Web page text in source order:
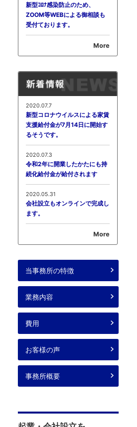
新型ｺﾛﾅ感染防止のため、
ZOOM等WEBによる御相談も
受付ております。
More
2020.07.7
新型コロナウイルスによる家賃
支援給付金が7月14日に開始す
るそうです。
2020.07.3
令和2年に開業したかたにも持
続化給付金が給付されます
2020.05.31
会社設立もオンラインで完成し
ます。
More
当事務所の特徴
業務内容
費用
お客様の声
事務所概要